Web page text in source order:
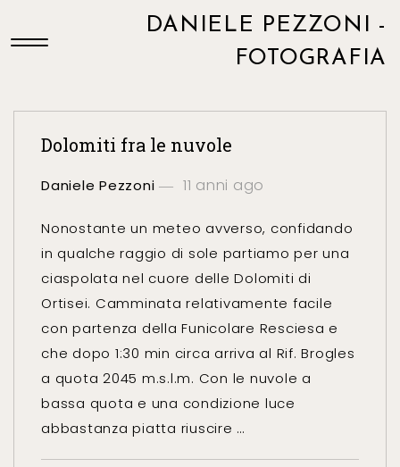
DANIELE PEZZONI -
FOTOGRAFIA
Dolomiti fra le nuvole
Daniele Pezzoni 11 anni ago
Nonostante un meteo avverso, confidando
in qualche raggio di sole partiamo per una
ciaspolata nel cuore delle Dolomiti di
Ortisei. Camminata relativamente facile
con partenza della Funicolare Resciesa e
che dopo 1:30 min circa arriva al Rif. Brogles
a quota 2045 m.s.l.m. Con le nuvole a
bassa quota e una condizione luce
abbastanza piatta riuscire …